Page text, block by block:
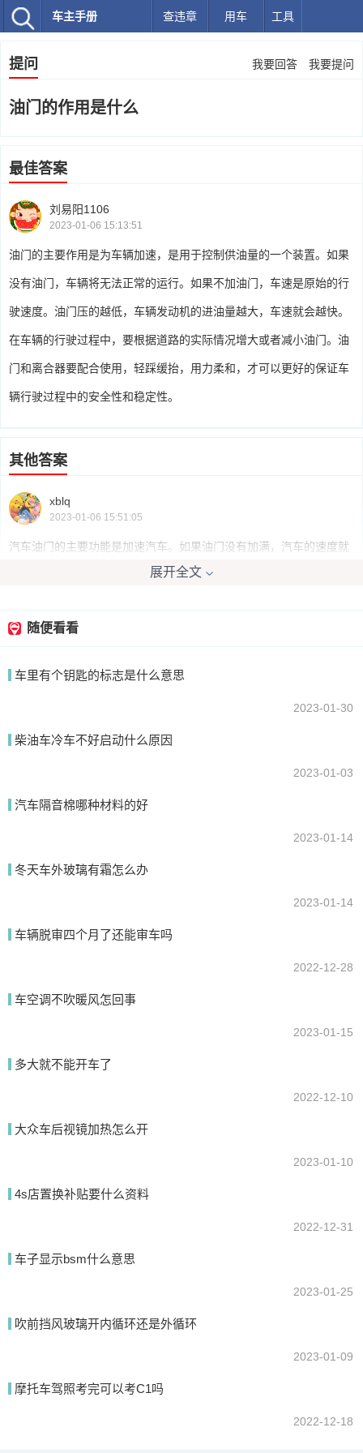
车主手册 查违章 用车 工具
提问 我要回答 我要提问
油门的作用是什么
最佳答案
刘易阳1106
2023-01-06 15:13:51
油门的主要作用是为车辆加速，是用于控制供油量的一个装置。如果
没有油门，车辆将无法正常的运行。如果不加油门，车速是原始的行
驶速度。油门压的越低，车辆发动机的进油量越大，车速就会越快。
在车辆的行驶过程中，要根据道路的实际情况增大或者减小油门。油
门和离合器要配合使用，轻踩缓抬，用力柔和，才可以更好的保证车
辆行驶过程中的安全性和稳定性。
其他答案
xblq
2023-01-06 15:51:05
汽车油门的主要功能是加速汽车。如果油门没有加满，汽车的速度就
是原来的速度，非常慢。因此，汽车油门的主要功能是加速汽车。汽
我要回答
展开全文
随便看看
车里有个钥匙的标志是什么意思
2023-01-30
柴油车冷车不好启动什么原因
2023-01-03
汽车隔音棉哪种材料的好
2023-01-14
冬天车外玻璃有霜怎么办
2023-01-14
车辆脱审四个月了还能审车吗
2022-12-28
车空调不吹暖风怎回事
2023-01-15
多大就不能开车了
2022-12-10
大众车后视镜加热怎么开
2023-01-10
4s店置换补贴要什么资料
2022-12-31
车子显示bsm什么意思
2023-01-25
吹前挡风玻璃开内循环还是外循环
2023-01-09
摩托车驾照考完可以考C1吗
2022-12-18